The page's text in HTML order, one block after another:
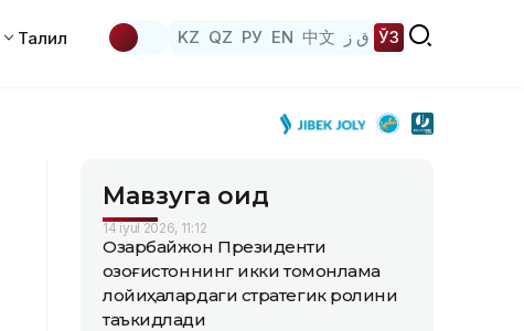
Таҳлил KZ QZ РУ EN 中文 ق ز ЎЗ
Мавзуга оид
14 iyul 2026, 11:12
Озарбайжон Президенти
Қозоғистоннинг икки томонлама
лойиҳалардаги стратегик ролини
таъкидлади